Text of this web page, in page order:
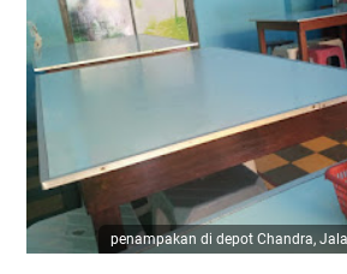
penampakan di depot Chandra,